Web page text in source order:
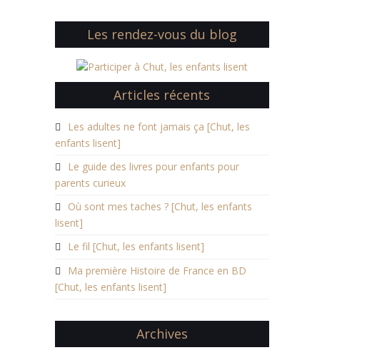
Les rendez-vous du blog
Articles récents
Les adultes ne font jamais ça [Chut, les
enfants lisent]
Le guide des livres pour enfants pour
parents curieux
Où sont mes taches ? [Chut, les enfants
lisent]
Le fil [Chut, les enfants lisent]
Ma première Histoire de France en BD
[Chut, les enfants lisent]
Archives